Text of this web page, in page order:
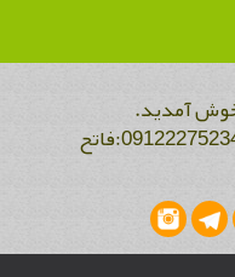
آمدید.